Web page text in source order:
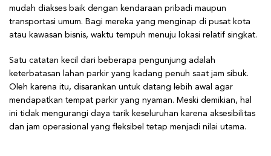
mudah diakses baik dengan kendaraan pribadi maupun
transportasi umum. Bagi mereka yang menginap di pusat kota
atau kawasan bisnis, waktu tempuh menuju lokasi relatif singkat.
Satu catatan kecil dari beberapa pengunjung adalah
keterbatasan lahan parkir yang kadang penuh saat jam sibuk.
Oleh karena itu, disarankan untuk datang lebih awal agar
mendapatkan tempat parkir yang nyaman. Meski demikian, hal
ini tidak mengurangi daya tarik keseluruhan karena aksesibilitas
dan jam operasional yang fleksibel tetap menjadi nilai utama.